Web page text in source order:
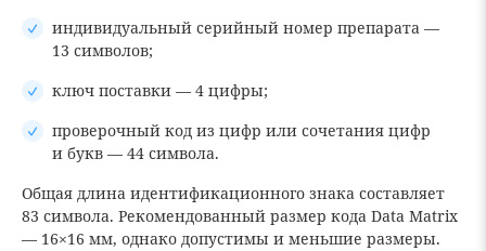
индивидуальный серийный номер препарата —
13 символов;
ключ поставки — 4 цифры;
проверочный код из цифр или сочетания цифр
и букв — 44 символа.
Общая длина идентификационного знака составляет
83 символа. Рекомендованный размер кода Data Matrix
― 16×16 мм, однако допустимы и меньшие размеры.